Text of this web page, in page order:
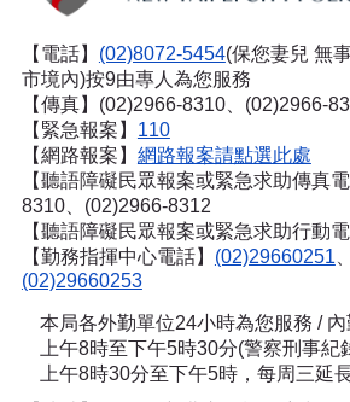
【電話】 (02)8072-5454(保您妻兒 無事
市境內)按9由專人為您服務
【傳真】(02)2966-8310、(02)2966-
【緊急報案】 110
【網路報案】 網路報案請點選此處
【聽語障礙民眾報案或緊急求助傳真電
8310、(02)2966-8312
【聽語障礙民眾報案或緊急求助行動
【勤務指揮中心電話】 (02)29660251
(02)29660253
本局各外勤單位24小時為您服務 /
上午8時至下午5時30分(警察刑事
上午8時30分至下午5時，每周三延